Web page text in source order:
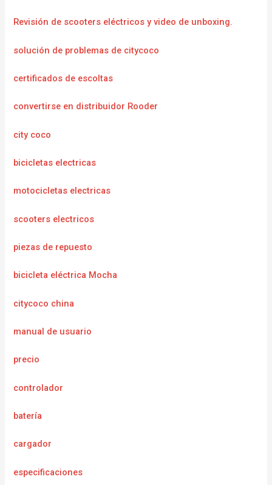
Revisión de scooters eléctricos y video de unboxing.
solución de problemas de citycoco
certificados de escoltas
convertirse en distribuidor Rooder
city coco
bicicletas electricas
motocicletas electricas
scooters electricos
piezas de repuesto
bicicleta eléctrica Mocha
citycoco china
manual de usuario
precio
controlador
batería
cargador
especificaciones